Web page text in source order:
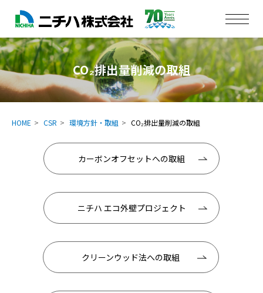
CO₂排出量削減の取組
HOME CSR 環境方針・取組 CO₂排出量削減の取組
カーボンオフセットへの取組
ニチハ エコ外壁プロジェクト
クリーンウッド法への取組